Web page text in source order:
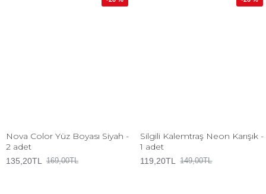
Nova Color Yüz Boyası Siyah -
2 adet
135,20TL 169,00TL
Silgili Kalemtraş Neon Karışık -
1 adet
119,20TL 149,00TL